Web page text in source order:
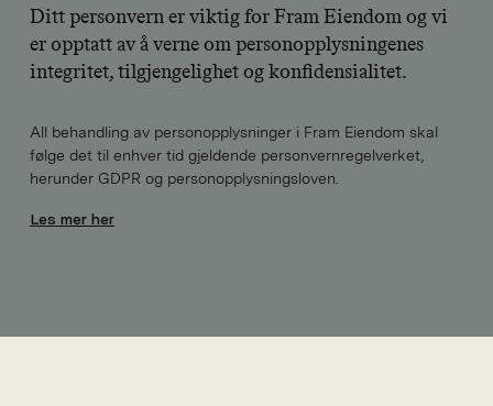
Ditt personvern er viktig for Fram Eiendom og vi
er opptatt av å verne om personopplysningenes
integritet, tilgjengelighet og konfidensialitet.
All behandling av personopplysninger i Fram Eiendom skal
følge det til enhver tid gjeldende personvernregelverket,
herunder GDPR og personopplysningsloven.
Les mer her